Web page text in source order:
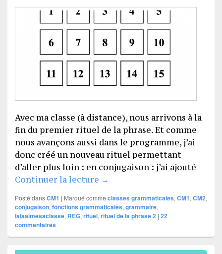
Avec ma classe (à distance), nous arrivons à la
fin du premier rituel de la phrase. Et comme
nous avançons aussi dans le programme, j’ai
donc créé un nouveau rituel permettant
d’aller plus loin : en conjugaison : j’ai ajouté
Continuer la lecture Le rituel de la phrase 2
→
Posté dansCM1 | Marqué comme classes grammaticales, CM1, CM2,
conjugaison, fonctions grammaticales, grammaire,
lalaaimesaclasse, REG, rituel, rituel de la phrase 2 | 22
commentaires